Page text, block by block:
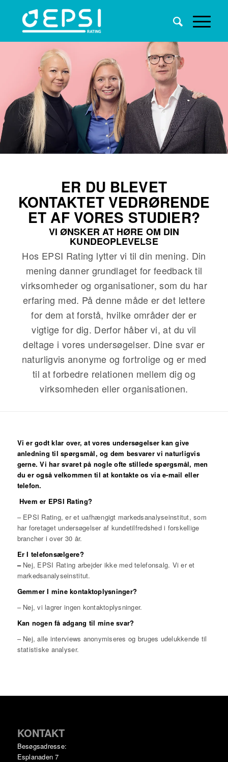
ER DU BLEVET
KONTAKTET VEDRØRENDE
ET AF VORES STUDIER?
VI ØNSKER AT HØRE OM DIN
KUNDEOPLEVELSE
Hos EPSI Rating lytter vi til din mening. Din
mening danner grundlaget for feedback til
virksomheder og organisationer, som du har
erfaring med. På denne måde er det lettere
for dem at forstå, hvilke områder der er
vigtige for dig. Derfor håber vi, at du vil
deltage i vores undersøgelser. Dine svar er
naturligvis anonyme og fortrolige og er med
til at forbedre relationen mellem dig og
virksomheden eller organisationen.
Vi er godt klar over, at vores undersøgelser kan give
anledning til spørgsmål, og dem besvarer vi naturligvis
gerne. Vi har svaret på nogle ofte stillede spørgsmål, men
du er også velkommen til at kontakte os via e-mail eller
telefon.
Hvem er EPSI Rating?
– EPSI Rating, er et uafhængigt markedsanalyseinstitut, som
har foretaget undersøgelser af kundetilfredshed i forskellige
brancher i over 30 år.
Er I telefonsælgere?
– Nej, EPSI Rating arbejder ikke med telefonsalg. Vi er et
markedsanalyseinstitut.
Gemmer I mine kontaktoplysninger?
– Nej, vi lagrer ingen kontaktoplysninger.
Kan nogen få adgang til mine svar?
– Nej, alle interviews anonymiseres og bruges udelukkende til
statistiske analyser.
KONTAKT
Besøgsadresse:
Esplanaden 7